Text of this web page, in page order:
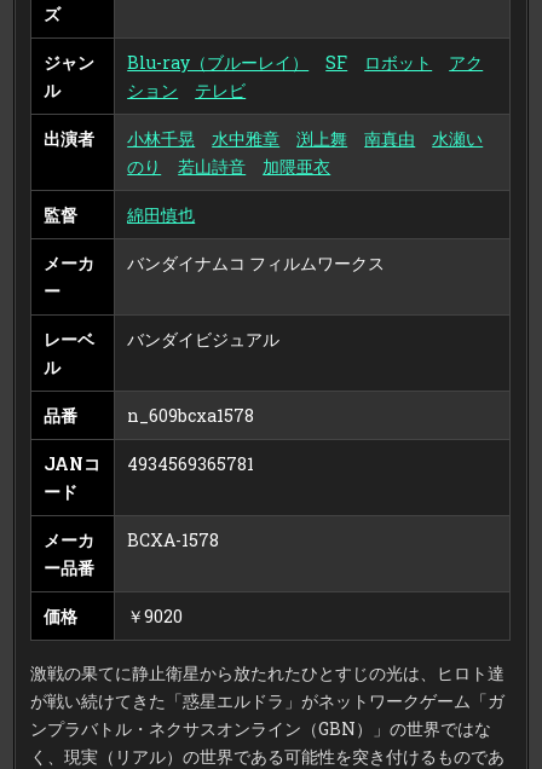
ズ
ジャン
ル
Blu-ray（ブルーレイ） SF ロボット
アク
ション
テレビ
出演者 小林千晃 水中雅章 渕上舞 南真由
水瀬い
のり
若山詩音 加隈亜衣
監督 綿田慎也
メーカ
ー
バンダイナムコ フィルムワークス
レーベ
ル
バンダイビジュアル
品番 n_609bcxa1578
JANコ
ード
4934569365781
メーカ
ー品番
BCXA-1578
価格 ￥9020
激戦の果てに静止衛星から放たれたひとすじの光は、ヒロト達
が戦い続けてきた「惑星エルドラ」がネットワークゲーム「ガ
ンプラバトル・ネクサスオンライン（GBN）」の世界ではな
く、現実（リアル）の世界である可能性を突き付けるものであ